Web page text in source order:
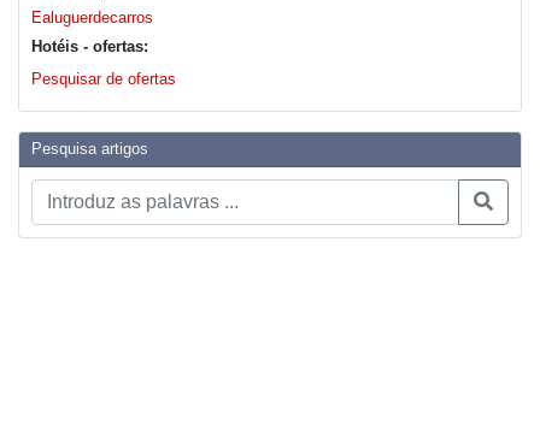
Ealuguerdecarros
Hotéis - ofertas:
Pesquisar de ofertas
Pesquisa artigos